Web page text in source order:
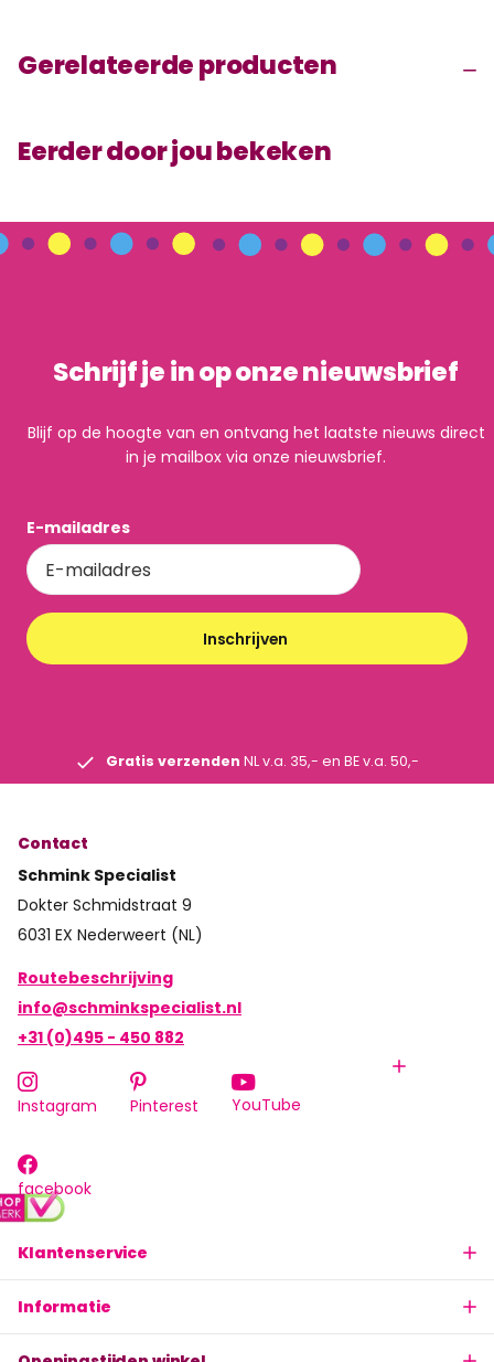
Gerelateerde producten
Eerder door jou bekeken
Schrijf je in op onze nieuwsbrief
Blijf op de hoogte van en ontvang het laatste nieuws direct
in je mailbox via onze nieuwsbrief.
E-mailadres
Inschrijven
Gratis verzenden NL v.a. 35,- en BE v.a. 50,-
Klantenservice
Informatie
Contact
Schmink Specialist
Dokter Schmidstraat 9
6031 EX Nederweert (NL)
Routebeschrijving
info@schminkspecialist.nl
+31 (0)495 - 450 882
Instagram Pinterest YouTube
facebook